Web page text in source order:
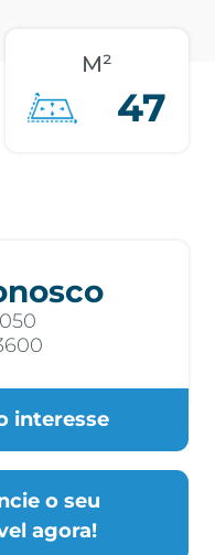
M²
47
interesse
o seu
agora!